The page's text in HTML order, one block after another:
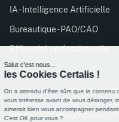
IA - Intelligence Artificielle
Bureautique - PAO/CAO
Efficacité professionnelle
Certalis est organisme de
numéro 11756932075
France. Cet enregistrement